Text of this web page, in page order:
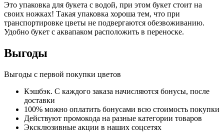
Это упаковка для букета с водой, при этом букет стоит на
своих ножках! Такая упаковка хороша тем, что при
транспортировке цветы не подвергаются обезвоживанию.
Удобно букет с аквапаком расположить в переноске.
Выгоды
Выгоды с первой покупки цветов
Кэшбэк. С каждого заказа начисляются бонусы, после
доставки
100% можно оплатить бонусами всю стоимость покупки
Действуют промокода на разные категории товаров
Эксклюзивные акции в наших соцсетях